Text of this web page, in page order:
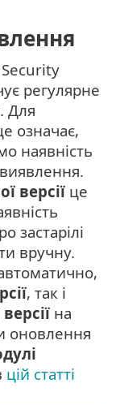
регулярне
Для
означає,
наявність
версії це
застарілі
вручну.
, так і
на
оновлення
цій статті